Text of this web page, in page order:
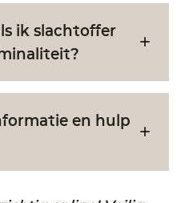
ik slachtoffer
en hulp